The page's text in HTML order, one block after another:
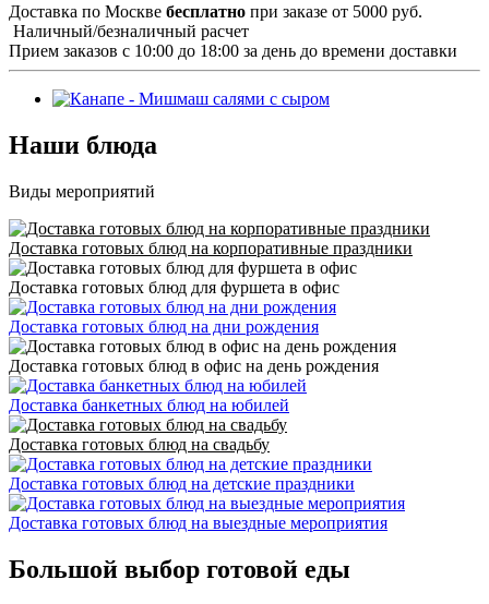
Доставка по Москве бесплатно при заказе от 5000 руб.
Наличный/безналичный расчет
Прием заказов с 10:00 до 18:00 за день до времени доставки
Наши блюда
Виды мероприятий
Доставка готовых блюд на корпоративные праздники
Доставка готовых блюд для фуршета в офис
Доставка готовых блюд на дни рождения
Доставка готовых блюд в офис на день рождения
Доставка банкетных блюд на юбилей
Доставка готовых блюд на свадьбу
Доставка готовых блюд на детские праздники
Доставка готовых блюд на выездные мероприятия
Большой выбор готовой еды